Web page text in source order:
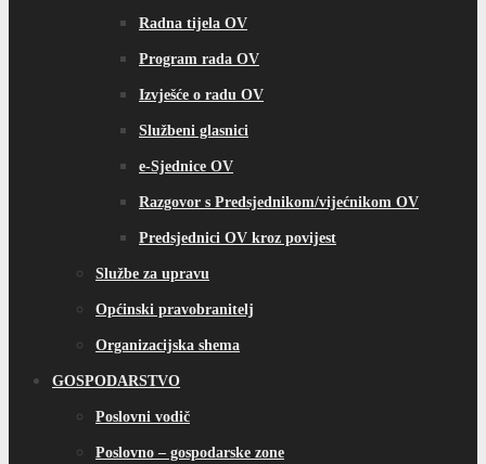
Radna tijela OV
Program rada OV
Izvješće o radu OV
Službeni glasnici
e-Sjednice OV
Razgovor s Predsjednikom/vijećnikom OV
Predsjednici OV kroz povijest
Službe za upravu
Općinski pravobranitelj
Organizacijska shema
GOSPODARSTVO
Poslovni vodič
Poslovno – gospodarske zone